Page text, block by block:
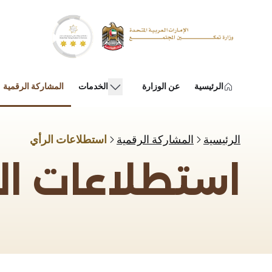
الرئيسية عن الوزارة show submenu for "عن الوزارة"
الخدمات المشاركة الرقمية
الرئيسية المشاركة الرقمية استطلاعات الرأي
استطلاعات